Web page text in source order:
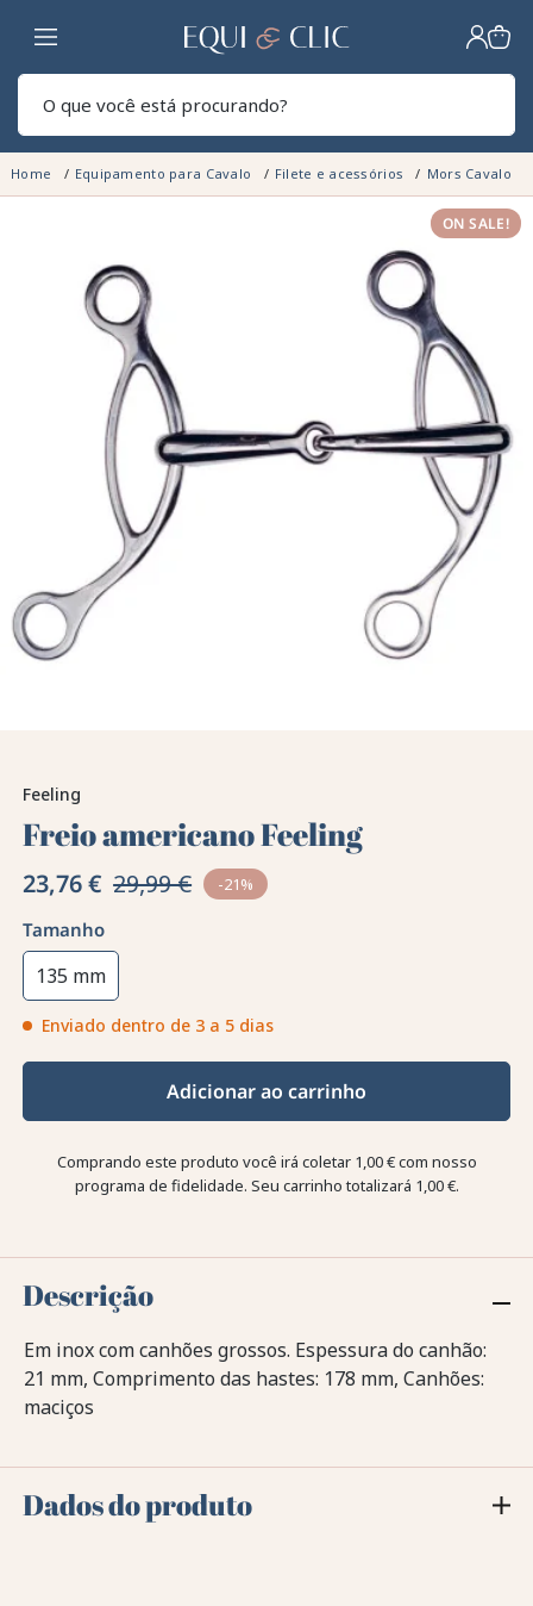
Lar
Home Equipamento para Cavalo Filete e acessórios Mors Cavalo
ON SALE!
Feeling
Freio americano Feeling
23,76 € 29,99 € -21%
Tamanho
135 mm
Enviado dentro de 3 a 5 dias
Adicionar ao carrinho
Comprando este produto você irá coletar 1,00 €com nosso
programa de fidelidade. Seu carrinho totalizará 1,00 €.
Descrição
Em inox com canhões grossos. Espessura do canhão:
21 mm, Comprimento das hastes: 178 mm, Canhões:
maciços
Dados do produto